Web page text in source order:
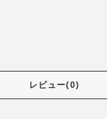
レビュー(0)